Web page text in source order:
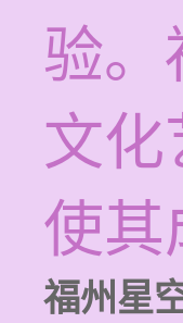
验。
文
使其
福州星